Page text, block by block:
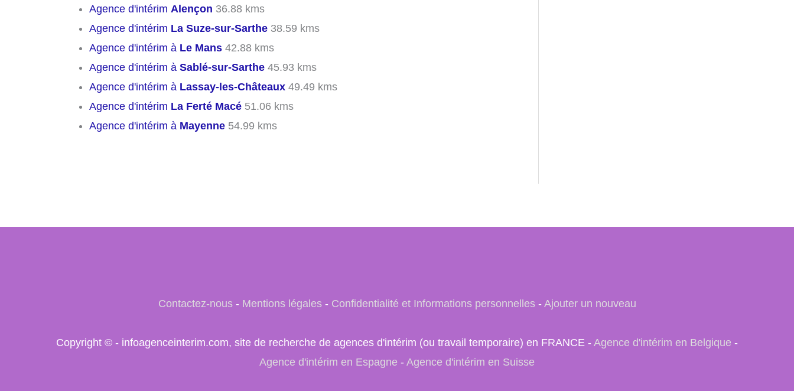
Agence d'intérim Alençon 36.88 kms
Agence d'intérim La Suze-sur-Sarthe 38.59 kms
Agence d'intérim à Le Mans 42.88 kms
Agence d'intérim à Sablé-sur-Sarthe 45.93 kms
Agence d'intérim à Lassay-les-Châteaux 49.49 kms
Agence d'intérim La Ferté Macé 51.06 kms
Agence d'intérim à Mayenne 54.99 kms
Contactez-nous- Mentions légales- Confidentialité et Informations personnelles- Ajouter un nouveau
Copyright © - infoagenceinterim.com, site de recherche de agences d'intérim (ou travail temporaire) en FRANCE - Agence d'intérim en Belgique -
Agence d'intérim en Espagne - Agence d'intérim en Suisse